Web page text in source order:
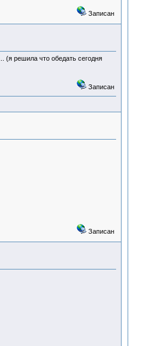
Записан
решила что обедать сегодня
Записан
Записан